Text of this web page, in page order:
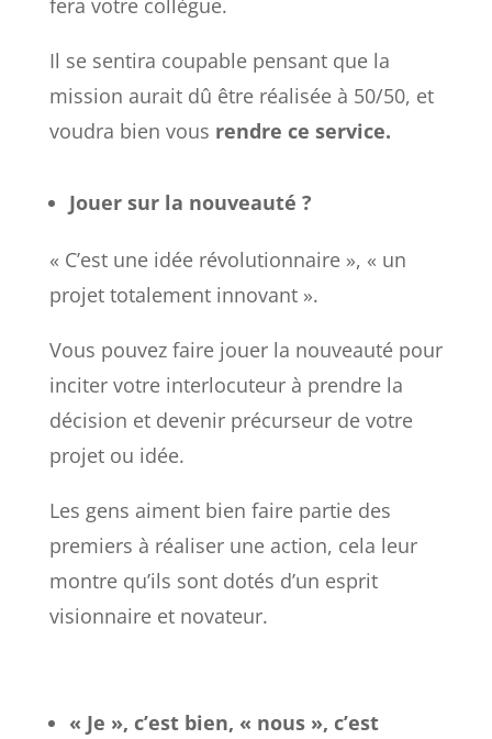
Il se sentira coupable pensant que la
mission aurait dû être réalisée à 50/50, et
voudra bien vous rendre ce service.
Jouer sur la nouveauté ?
« C’est une idée révolutionnaire », « un
projet totalement innovant ».
Vous pouvez faire jouer la nouveauté pour
inciter votre interlocuteur à prendre la
décision et devenir précurseur de votre
projet ou idée.
Les gens aiment bien faire partie des
premiers à réaliser une action, cela leur
montre qu’ils sont dotés d’un esprit
visionnaire et novateur.
« Je », c’est bien, « nous », c’est